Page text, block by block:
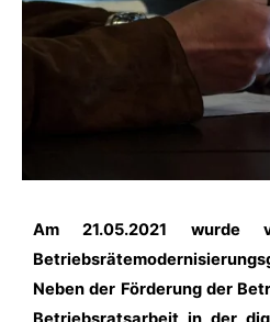
Am 21.05.2021 wurde
Neben der Förderung der